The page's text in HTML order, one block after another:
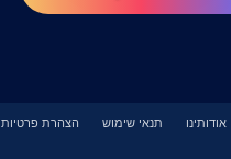
אודותינו תנאי שימוש
הצהרת פרטיות